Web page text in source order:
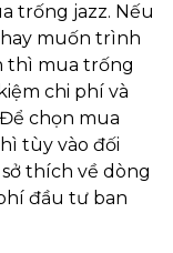
trống jazz. Nếu
muốn trình
thì mua trống
chi phí và
chọn mua
tùy vào đối
thích về dòng
đầu tư ban